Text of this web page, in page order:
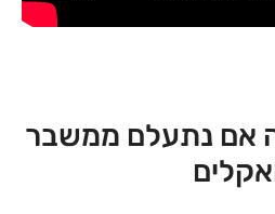
אם נתעלם ממשבר